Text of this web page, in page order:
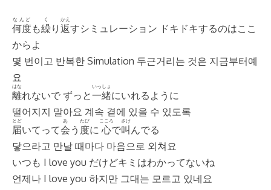
何度
なんど
も繰
く
り 返
かえ
すシミュレーション ドキドキするのはここ
からよ
몇 번이고 반복한 Simulation 두근거리는 것은 지금부터예
요
離
はな
れないで ずっと一緒
いっしょ
にいれるように
떨어지지 말아요 계속 곁에 있을 수 있도록
届
とど
いてって会
あ
う 度
たび
に 心
こころ
で叫
さけ
んでる
닿으라고 만날 때마다 마음으로 외쳐요
いつも I love you だけどキミはわかってないね
언제나 I love you 하지만 그대는 모르고 있네요